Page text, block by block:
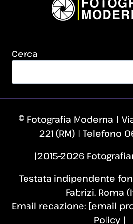
Cerca
© Fotografia Moderna |
221 (RM) | Telefono
|2015–2026
Testata indipendente
Fabrizi, Roma
Email redazione: [email
Policy |